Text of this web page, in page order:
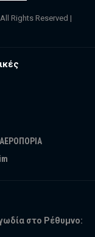
Reserved |
στο Ρέθυμνο: